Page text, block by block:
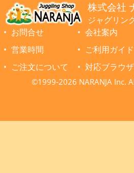
株式会社
ジャグリン
お問合せ
会社案内
営業時間
ご利用ガイド
ご注文について
対応ブラウザ
©1999-2026 NARANJA Inc.